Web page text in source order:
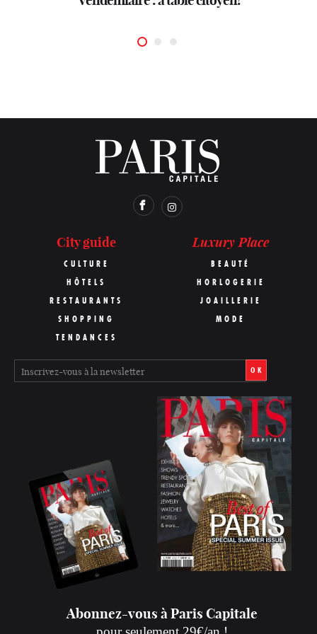
City guide
CULTURE
HÔTELS
RESTAURANTS
SHOPPING
TENDANCES
Luxury Place
BEAUTÉ
HORLOGERIE
JOAILLERIE
MODE
OK
Abonnez-vous à Paris Capitale